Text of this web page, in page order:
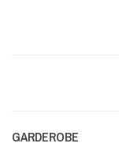
GARDEROBE